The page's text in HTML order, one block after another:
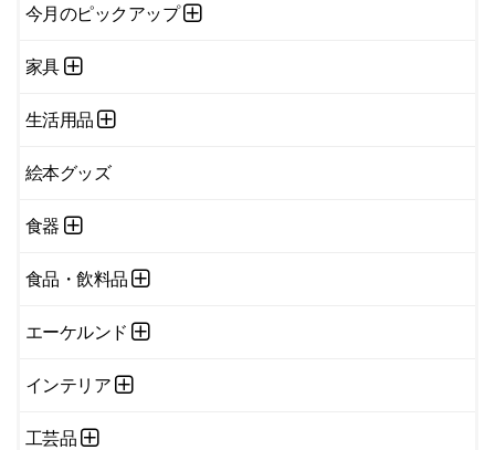
今月のピックアップ
家具
生活用品
絵本グッズ
食器
食品・飲料品
エーケルンド
インテリア
工芸品